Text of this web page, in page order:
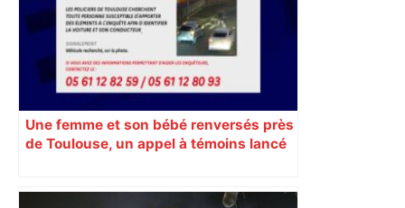
Une femme et son bébé renversés près
de Toulouse, un appel à témoins lancé